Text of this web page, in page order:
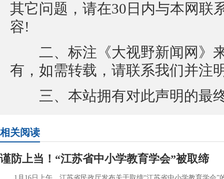
其它问题，请在30日内与本网联
容!
二、标注《大视野新闻网》
有，如需转载，请联系我们并注
三、本站拥有对此声明的最
相关阅读
谨防上当！“江苏省中小学教育学会”被取缔